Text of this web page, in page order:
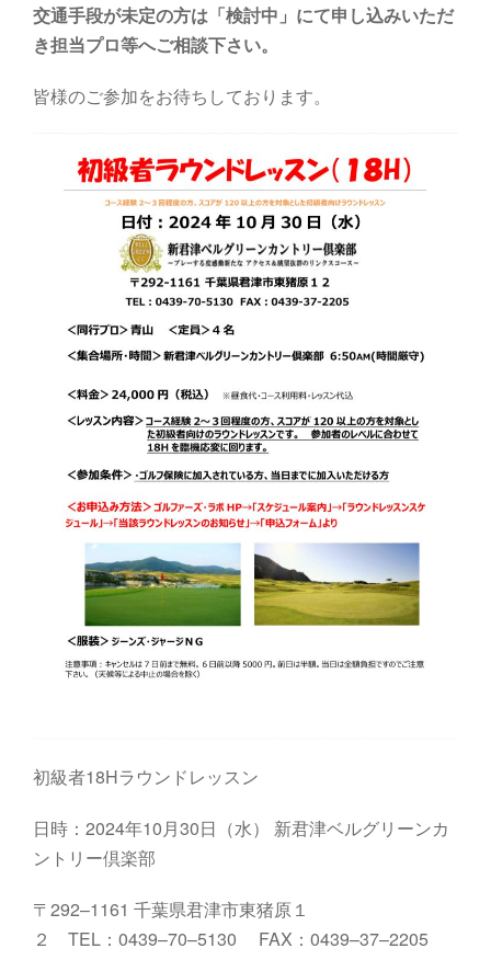
交通手段が未定の方は「検討中」にて申し込みいただ
き担当プロ等へご相談下さい。
皆様のご参加をお待ちしております。
初級者18Hラウンドレッスン
日時：2024年10月30日（水） 新君津ベルグリーンカ
ントリー倶楽部
〒292–1161 千葉県君津市東猪原１
２ TEL ： 0439–70–5130 FAX ： 0439–37–2205